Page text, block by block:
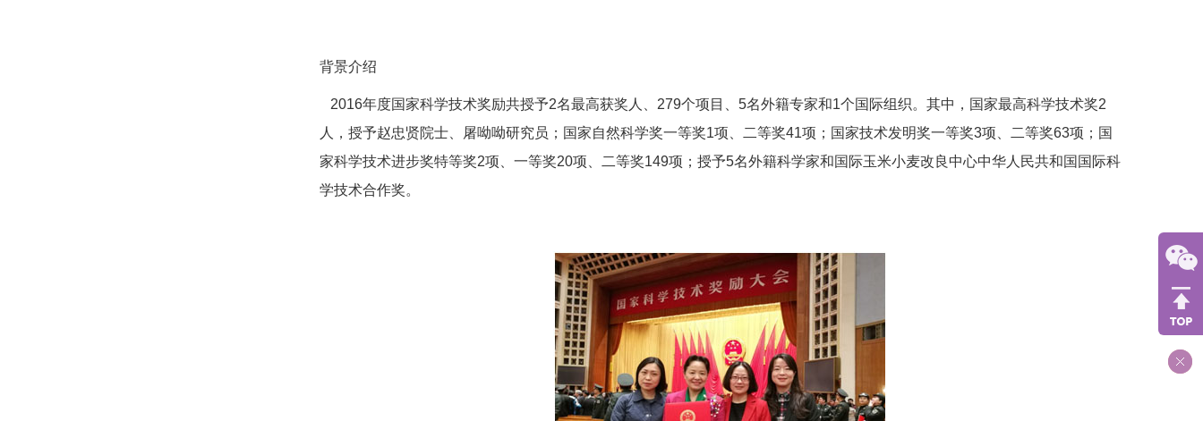
背景介绍
2016年度国家科学技术奖励共授予2名最高获奖人、279个项目、5名外籍专家和1个国际组织。其中，国家最高科学技术奖2
人，授予赵忠贤院士、屠呦呦研究员；国家自然科学奖一等奖1项、二等奖41项；国家技术发明奖一等奖3项、二等奖63项；国
家科学技术进步奖特等奖2项、一等奖20项、二等奖149项；授予5名外籍科学家和国际玉米小麦改良中心中华人民共和国国际科
学技术合作奖。